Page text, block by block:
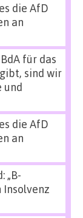
die AfD
an
für das
sind wir
und
die AfD
an
„B-
Insolvenz